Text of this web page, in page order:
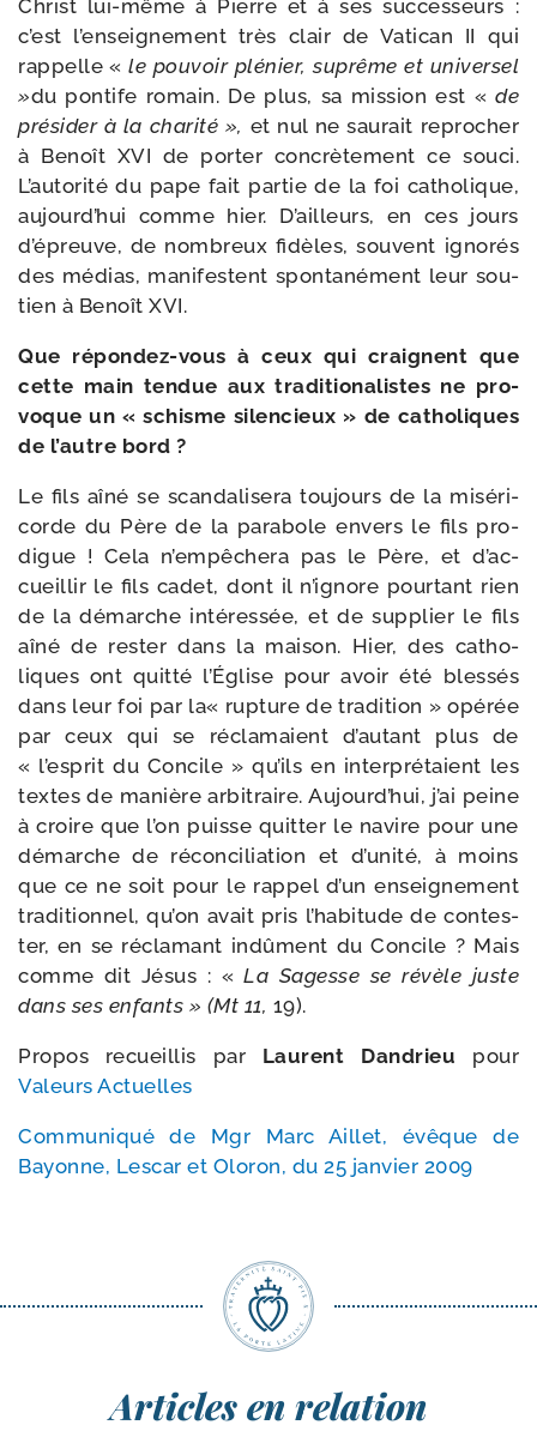
Christ lui-​même à Pierre et à ses suc­ces­seurs :
c’est l’en­sei­gne­ment très clair de Vatican II qui
rap­pelle «le pou­voir plénier, suprême et uni­ver­sel
»du pon­tife romain. De plus, sa mis­sion est « de
présider à la cha­ri­té », et nul ne sau­rait repro­cher
à Benoît XVI de por­ter concrè­te­ment ce sou­ci.
L’autorité du pape fait par­tie de la foi catho­lique,
aujourd’­hui comme hier. D’ailleurs, en ces jours
d’é­preuve, de nom­breux fidèles, sou­vent igno­rés
des médias, mani­festent spon­ta­né­ment leur sou­
tien à Benoît XVI.
Que répondez-​vous à ceux qui craignent que
cette main ten­due aux tra­di­tio­na­listes ne pro­
voque un « schisme silen­cieux » de catho­liques
de l’autre bord ?
Le fils aîné se scan­da­li­se­ra tou­jours de la misé­ri­
corde du Père de la para­bole envers le fils pro­
digue ! Cela n’empêchera pas le Père, et d’ac­
cueillir le fils cadet, dont il n’i­gnore pour­tant rien
de la démarche inté­res­sée, et de sup­plier le fils
aîné de res­ter dans la mai­son. Hier, des catho­
liques ont quit­té l’Église pour avoir été bles­sés
dans leur foi par la« rup­ture de tra­di­tion » opé­rée
par ceux qui se récla­maient d’au­tant plus de
« l’es­prit du Concile » qu’ils en inter­pré­taient les
textes de manière arbi­traire. Aujourd’hui, j’ai peine
à croire que l’on puisse quit­ter le navire pour une
démarche de récon­ci­lia­tion et d’u­ni­té, à moins
que ce ne soit pour le rap­pel d’un ensei­gne­ment
tra­di­tion­nel, qu’on avait pris l’ha­bi­tude de contes­
ter, en se récla­mant indû­ment du Concile ? Mais
comme dit Jésus : «La Sagesse se révèle juste
dans ses enfants » (Mt 11, 19).
Propos recueillis par Laurent Dandrieu pour
Valeurs Actuelles
Communiqué de Mgr Marc Aillet, évêque de
Bayonne, Lescar et Oloron, du 25 jan­vier 2009
Articles en relation